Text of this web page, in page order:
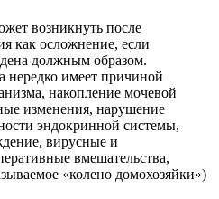
возникнуть после
как осложнение, если
должным образом.
нередко имеет причиной
накопление мочевой
изменения, нарушение
эндокринной системы,
вирусные и
вмешательства,
«колено домохозяйки»)